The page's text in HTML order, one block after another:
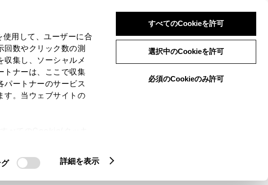
用して、ユーザーに合
数やクリック数の測
集し、ソーシャルメ
トナーは、ここで収集
パートナーのサービス
す。当ウェブサイトの
詳細を表示
すべてのCookieを許可
選択中のCookieを許可
必須のCookieのみ許可
ログインして自動入力